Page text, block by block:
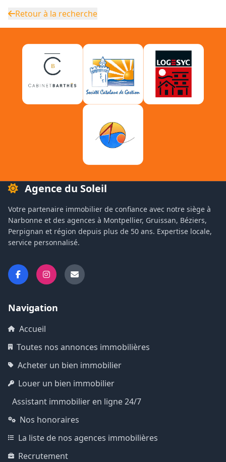
Retour à la recherche
Agence du Soleil
Votre partenaire immobilier de confiance avec notre siège à
Narbonne et des agences à Montpellier, Gruissan, Béziers,
Perpignan et région depuis plus de 50 ans. Expertise locale,
service personnalisé.
Navigation
Accueil
Toutes nos annonces immobilières
Acheter un bien immobilier
Louer un bien immobilier
Assistant immobilier en ligne 24/7
Nos honoraires
La liste de nos agences immobilières
Recrutement